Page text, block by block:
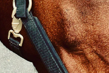
Louise Edlund Winblad
Emily Kind
Öhman
Carlson